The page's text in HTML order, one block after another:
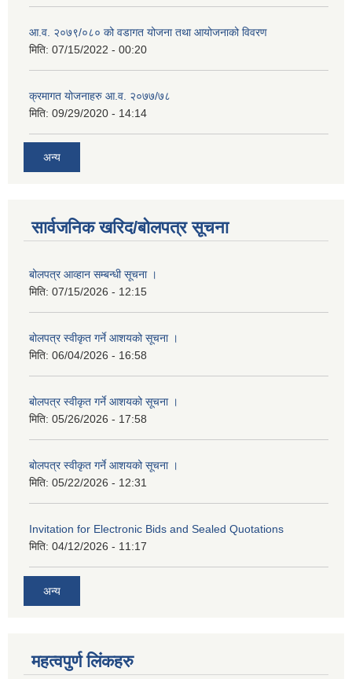
आ.व. २०७९/०८० को वडागत योजना तथा आयोजनाको विवरण
मिति: 07/15/2022 - 00:20
क्रमागत योजनाहरु आ.व. २०७७/७८
मिति: 09/29/2020 - 14:14
अन्य
सार्वजनिक खरिद/बोलपत्र सूचना
बोलपत्र आव्हान सम्बन्धी सूचना ।
मिति: 07/15/2026 - 12:15
बोलपत्र स्वीकृत गर्ने आशयको सूचना ।
मिति: 06/04/2026 - 16:58
बोलपत्र स्वीकृत गर्ने आशयको सूचना ।
मिति: 05/26/2026 - 17:58
बोलपत्र स्वीकृत गर्ने आशयको सूचना ।
मिति: 05/22/2026 - 12:31
Invitation for Electronic Bids and Sealed Quotations
मिति: 04/12/2026 - 11:17
अन्य
महत्वपुर्ण लिंकहरु